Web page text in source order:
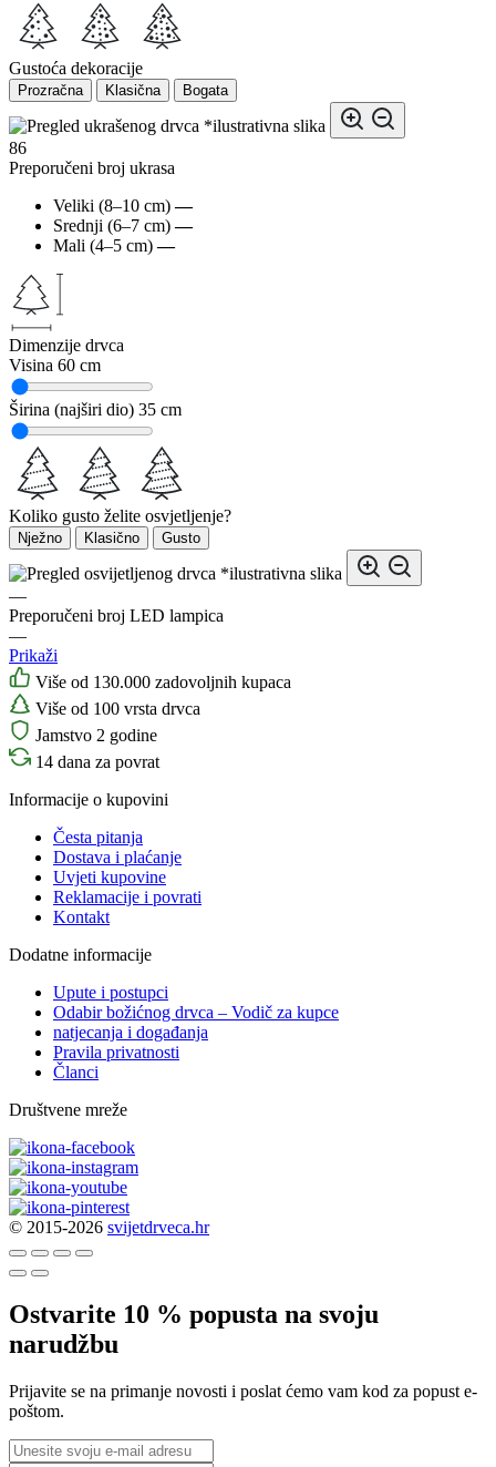
Gustoća dekoracije
Prozračna Klasična Bogata
*ilustrativna slika
86
Preporučeni broj ukrasa
Veliki (8–10 cm) —
Srednji (6–7 cm) —
Mali (4–5 cm) —
Dimenzije drvca
Visina 60 cm
Širina (najširi dio) 35 cm
Koliko gusto želite osvjetljenje?
Nježno Klasično Gusto
*ilustrativna slika
—
Preporučeni broj LED lampica
—
Prikaži
Više od 130.000 zadovoljnih kupaca
Više od 100 vrsta drvca
Jamstvo 2 godine
14 dana za povrat
Informacije o kupovini
Česta pitanja
Dostava i plaćanje
Uvjeti kupovine
Reklamacije i povrati
Kontakt
Dodatne informacije
Upute i postupci
Odabir božićnog drvca – Vodič za kupce
natjecanja i događanja
Pravila privatnosti
Članci
Društvene mreže
© 2015-2026 svijetdrveca.hr
Ostvarite 10 % popusta na svoju
narudžbu
Prijavite se na primanje novosti i poslat ćemo vam kod za popust e-
poštom.